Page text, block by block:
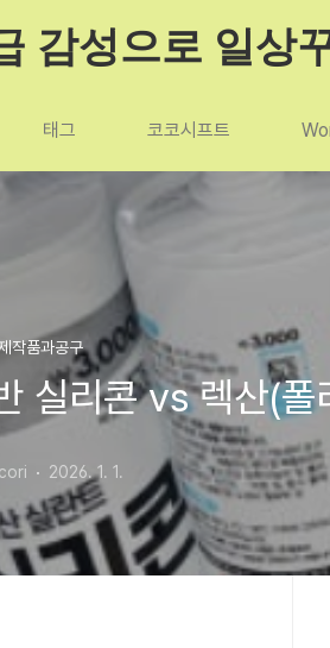
감성으로 일상
태그 코코시프트
작품과공구
실리콘 vs 렉산(
2026. 1. 1.